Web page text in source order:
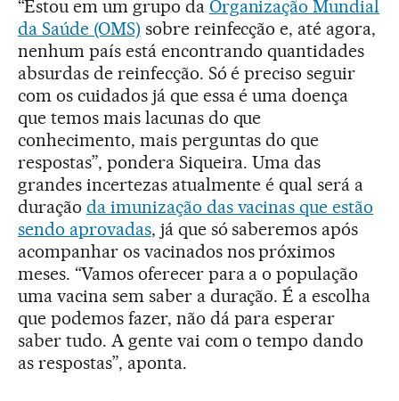
“Estou em um grupo da Organização Mundial
da Saúde (OMS) sobre reinfecção e, até agora,
nenhum país está encontrando quantidades
absurdas de reinfecção. Só é preciso seguir
com os cuidados já que essa é uma doença
que temos mais lacunas do que
conhecimento, mais perguntas do que
respostas”, pondera Siqueira. Uma das
grandes incertezas atualmente é qual será a
duração da imunização das vacinas que estão
sendo aprovadas, já que só saberemos após
acompanhar os vacinados nos próximos
meses. “Vamos oferecer para a o população
uma vacina sem saber a duração. É a escolha
que podemos fazer, não dá para esperar
saber tudo. A gente vai com o tempo dando
as respostas”, aponta.